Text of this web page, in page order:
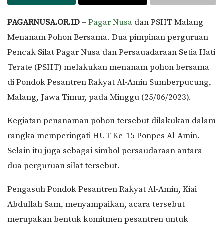
PAGARNUSA.OR.ID – Pagar Nusa dan PSHT Malang
Menanam Pohon Bersama. Dua pimpinan perguruan
Pencak Silat Pagar Nusa dan Persauadaraan Setia Hati
Terate (PSHT) melakukan menanam pohon bersama
di Pondok Pesantren Rakyat Al-Amin Sumberpucung,
Malang, Jawa Timur, pada Minggu (25/06/2023).
Kegiatan penanaman pohon tersebut dilakukan dalam
rangka memperingati HUT Ke-15 Ponpes Al-Amin.
Selain itu juga sebagai simbol persaudaraan antara
dua perguruan silat tersebut.
Pengasuh Pondok Pesantren Rakyat Al-Amin, Kiai
Abdullah Sam, menyampaikan, acara tersebut
merupakan bentuk komitmen pesantren untuk